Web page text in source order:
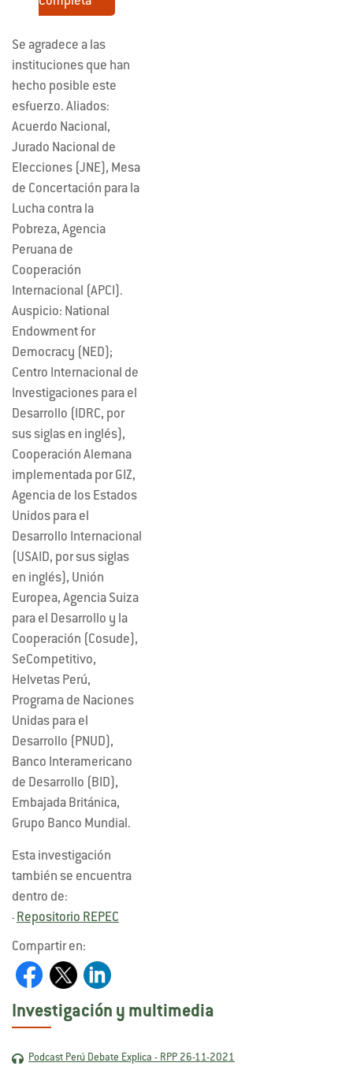
Se agradece a las
instituciones que han
hecho posible este
esfuerzo. Aliados:
Acuerdo Nacional,
Jurado Nacional de
Elecciones (JNE), Mesa
de Concertación para la
Lucha contra la
Pobreza, Agencia
Peruana de
Cooperación
Internacional (APCI).
Auspicio: National
Endowment for
Democracy (NED);
Centro Internacional de
Investigaciones para el
Desarrollo (IDRC, por
sus siglas en inglés),
Cooperación Alemana
implementada por GIZ,
Agencia de los Estados
Unidos para el
Desarrollo Internacional
(USAID, por sus siglas
en inglés), Unión
Europea, Agencia Suiza
para el Desarrollo y la
Cooperación (Cosude),
SeCompetitivo,
Helvetas Perú,
Programa de Naciones
Unidas para el
Desarrollo (PNUD),
Banco Interamericano
de Desarrollo (BID),
Embajada Británica,
Grupo Banco Mundial.
Esta investigación
también se encuentra
dentro de:
- Repositorio REPEC
Compartir en:
Investigación y multimedia
Podcast Perú Debate Explica - RPP 26-11-2021